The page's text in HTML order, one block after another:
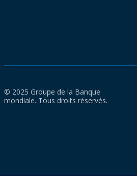
© 2025 Groupe de la Banque
mondiale. Tous droits réservés.